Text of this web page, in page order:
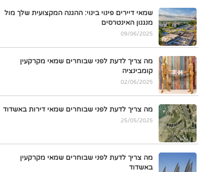
שמאי דיירים פינוי בינוי: ההגנה המקצועית שלך מול
מנגנון האינטרסים
09/06/2025
מה צריך לדעת לפני שבוחרים שמאי מקרקעין
קומבינציה
02/06/2025
מה צריך לדעת לפני שבוחרים שמאי דירות באשדוד
25/05/2025
מה צריך לדעת לפני שבוחרים שמאי מקרקעין
באשדוד